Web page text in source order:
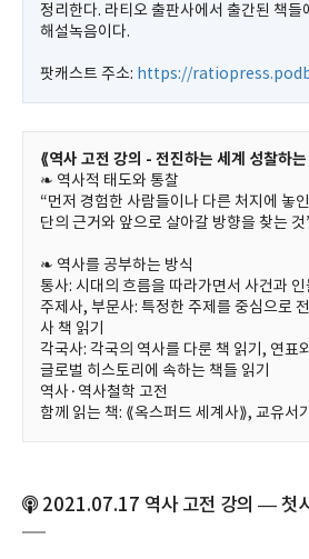
정리한다. 라티오 출판사에서 출간된 책들
해설녹음이다.
팟캐스트 주소: https://
⟪역사 고전 강의 - 전진하는 세계 성찰하
❧ 역사적 태도와 통찰
“먼저 경험한 사람들이나 다른 처지에 놓
단의 근거와 앞으로 살아갈 방향을 찾는 것
❧ 역사를 공부하는 방식
통사: 시대의 흐름을 따라가면서 사건과
주제사, 부문사: 특정한 주제를 중심으로
사 책 읽기
각국사: 각국의 역사를 다룬 책 읽기, 연표
글로벌 히스토리에 속하는 책들 읽기
역사·역사철학 고전
함께 읽는 책: ⟪옥스퍼드 세계사⟫, 교유서
2021.07.17 역사 고전 강의 — 첫